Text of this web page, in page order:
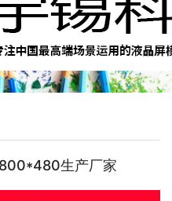
生产厂家